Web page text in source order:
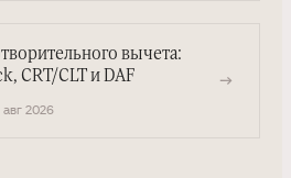
вычета:
CRT/CLT и DAF
авг 2026
→